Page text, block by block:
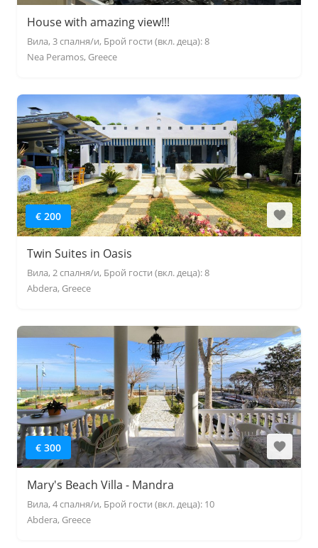
House with amazing view!!!
Вила, 3 спалня/и, Брой гости (вкл. деца): 8
Nea Peramos, Greece
€ 200
Twin Suites in Oasis
Вила, 2 спалня/и, Брой гости (вкл. деца): 8
Abdera, Greece
€ 300
Mary's Beach Villa - Mandra
Вила, 4 спалня/и, Брой гости (вкл. деца): 10
Abdera, Greece